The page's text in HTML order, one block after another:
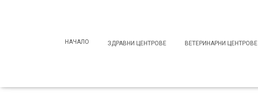
НАЧАЛО ЗДРАВНИ ЦЕНТРОВЕ ВЕТЕРИНАРНИ ЦЕНТРОВЕ